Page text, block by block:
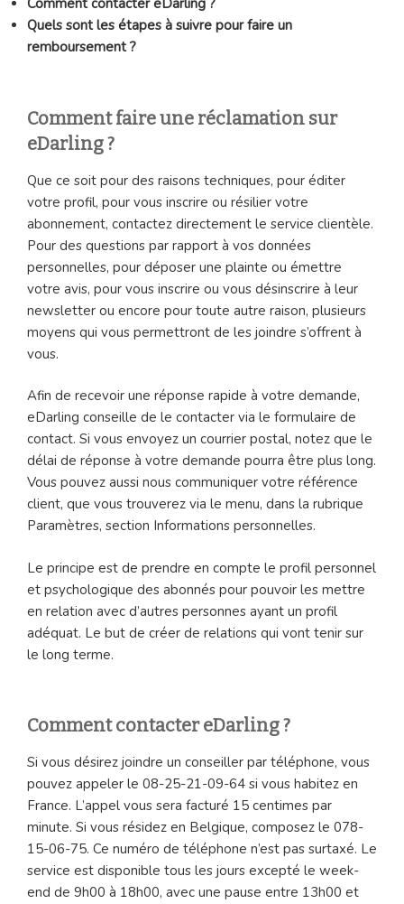
Comment contacter eDarling ?
Quels sont les étapes à suivre pour faire un
remboursement ?
Comment faire une réclamation sur
eDarling ?
Que ce soit pour des raisons techniques, pour éditer
votre profil, pour vous inscrire ou résilier votre
abonnement, contactez directement le service clientèle.
Pour des questions par rapport à vos données
personnelles, pour déposer une plainte ou émettre
votre avis, pour vous inscrire ou vous désinscrire à leur
newsletter ou encore pour toute autre raison, plusieurs
moyens qui vous permettront de les joindre s’offrent à
vous.
Afin de recevoir une réponse rapide à votre demande,
eDarling conseille de le contacter via le formulaire de
contact. Si vous envoyez un courrier postal, notez que le
délai de réponse à votre demande pourra être plus long.
Vous pouvez aussi nous communiquer votre référence
client, que vous trouverez via le menu, dans la rubrique
Paramètres, section Informations personnelles.
Le principe est de prendre en compte le profil personnel
et psychologique des abonnés pour pouvoir les mettre
en relation avec d’autres personnes ayant un profil
adéquat. Le but de créer de relations qui vont tenir sur
le long terme.
Comment contacter eDarling ?
Si vous désirez joindre un conseiller par téléphone, vous
pouvez appeler le 08-25-21-09-64 si vous habitez en
France. L’appel vous sera facturé 15 centimes par
minute. Si vous résidez en Belgique, composez le 078-
15-06-75. Ce numéro de téléphone n’est pas surtaxé. Le
service est disponible tous les jours excepté le week-
end de 9h00 à 18h00, avec une pause entre 13h00 et